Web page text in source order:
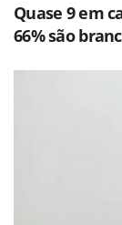
Quase 9 em
66% são